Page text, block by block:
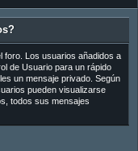
foro. Los usuarios añadidos a
de Usuario para un rápido
un mensaje privado. Según
pueden visualizarse
todos sus mensajes